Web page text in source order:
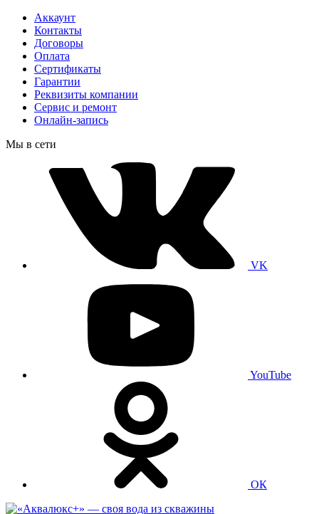
Аккаунт
Контакты
Договоры
Оплата
Сертификаты
Гарантии
Реквизиты компании
Сервис и ремонт
Онлайн-запись
Мы в сети
VK
YouTube
ОК